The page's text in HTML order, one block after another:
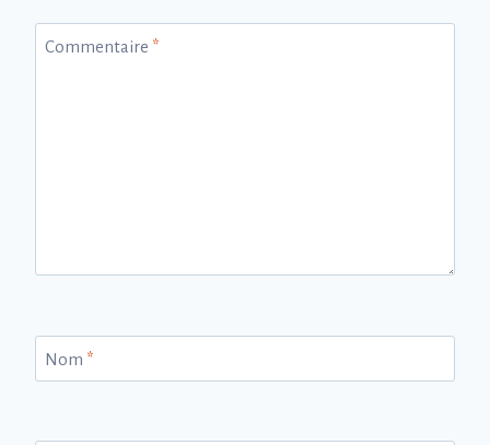
Commentaire *
Nom *